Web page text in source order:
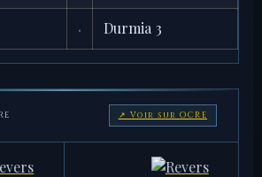
· Durmia 3
↗ Voir sur OCRE